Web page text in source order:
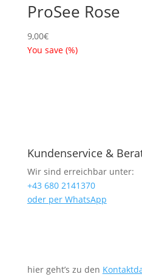
ProSee Rose
9,00€
You save (%)
Kundenservice &
Wir sind erreichbar unter:
+43 680 2141370
oder per WhatsApp
hier geht’s zu den